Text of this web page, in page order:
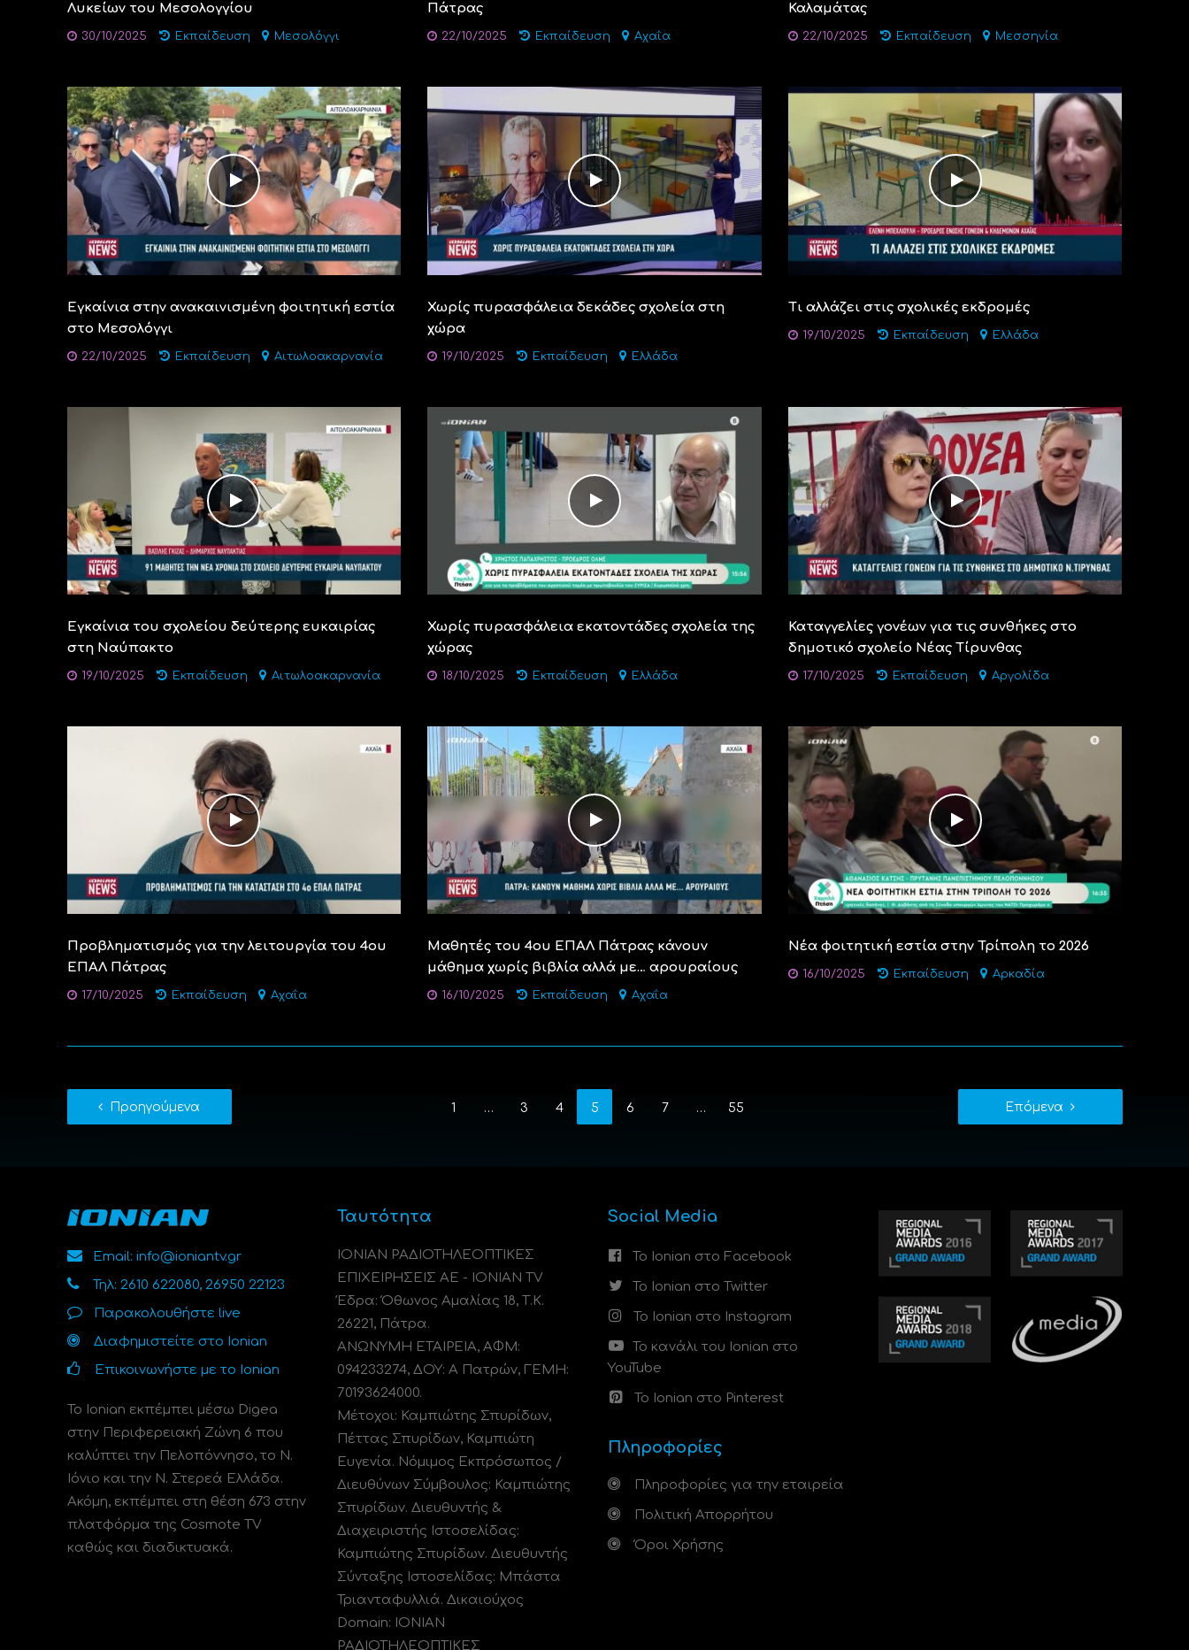
Λυκείων του Μεσολογγίου
30/10/2025 Εκπαίδευση Μεσολόγγι
Πάτρας
22/10/2025 Εκπαίδευση Αχαΐα
Καλαμάτας
22/10/2025 Εκπαίδευση Μεσσηνία
Εγκαίνια στην ανακαινισμένη φοιτητική εστία
στο Μεσολόγγι
22/10/2025 Εκπαίδευση Αιτωλοακαρνανία
Χωρίς πυρασφάλεια δεκάδες σχολεία στη
χώρα
19/10/2025 Εκπαίδευση Ελλάδα
Τι αλλάζει στις σχολικές εκδρομές
19/10/2025 Εκπαίδευση Ελλάδα
Εγκαίνια του σχολείου δεύτερης ευκαιρίας
στη Ναύπακτο
19/10/2025 Εκπαίδευση Αιτωλοακαρνανία
Χωρίς πυρασφάλεια εκατοντάδες σχολεία της
χώρας
18/10/2025 Εκπαίδευση Ελλάδα
Καταγγελίες γονέων για τις συνθήκες στο
δημοτικό σχολείο Νέας Τίρυνθας
17/10/2025 Εκπαίδευση Αργολίδα
Προβληματισμός για την λειτουργία του 4ου
ΕΠΑΛ Πάτρας
17/10/2025 Εκπαίδευση Αχαΐα
Μαθητές του 4ου ΕΠΑΛ Πάτρας κάνουν
μάθημα χωρίς βιβλία αλλά με… αρουραίους
16/10/2025 Εκπαίδευση Αχαΐα
Νέα φοιτητική εστία στην Τρίπολη το 2026
16/10/2025 Εκπαίδευση Αρκαδία
Προηγούμενα 1 … 3 4 5 6 7 … 55 Επόμενα
Email: info@ioniantv.gr
Τηλ: 2610 622080, 26950 22123
Παρακολουθήστε live
Διαφημιστείτε στο Ionian
Επικοινωνήστε με το Ionian
Το Ionian εκπέμπει μέσω Digea
στην Περιφερειακή Ζώνη 6 που
καλύπτει την Πελοπόννησο, το N.
Ιόνιο και την Ν. Στερεά Ελλάδα.
Ακόμη, εκπέμπει στη θέση 673 στην
πλατφόρμα της Cosmote TV
καθώς και διαδικτυακά.
Ταυτότητα
ΙΟΝΙΑΝ ΡΑΔΙΟΤΗΛΕΟΠΤΙΚΕΣ
ΕΠΙΧΕΙΡΗΣΕΙΣ ΑΕ - IONIAN TV
Έδρα: Όθωνος Αμαλίας 18, Τ.Κ.
26221, Πάτρα.
ΑΝΩΝΥΜΗ ΕΤΑΙΡΕΙΑ, ΑΦΜ:
094233274, ΔΟΥ: A Πατρών, ΓΕΜΗ:
70193624000.
Μέτοχοι: Καμπιώτης Σπυρίδων,
Πέττας Σπυρίδων, Καμπιώτη
Ευγενία. Νόμιμος Εκπρόσωπος /
Διευθύνων Σύμβουλος: Καμπιώτης
Σπυρίδων. Διευθυντής &
Διαχειριστής Ιστοσελίδας:
Καμπιώτης Σπυρίδων. Διευθυντής
Σύνταξης Ιστοσελίδας: Μπάστα
Τριανταφυλλιά. Δικαιούχος
Domain: ΙΟΝΙΑΝ
ΡΑΔΙΟΤΗΛΕΟΠΤΙΚΕΣ
Social Media
Το Ionian στο Facebook
Το Ionian στο Twitter
Το Ionian στο Instagram
Το κανάλι του Ionian στο
YouTube
Το Ionian στο Pinterest
Πληροφορίες
Πληροφορίες για την εταιρεία
Πολιτική Απορρήτου
Όροι Χρήσης